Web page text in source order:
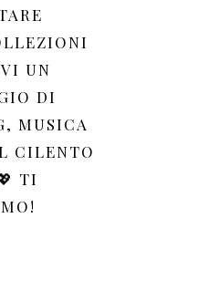
UN
DI
MUSICA
CILENTO
TI